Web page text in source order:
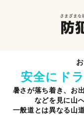
安全にド
暑さが落ち着き、お
などを見に山
一般道とは異なる山